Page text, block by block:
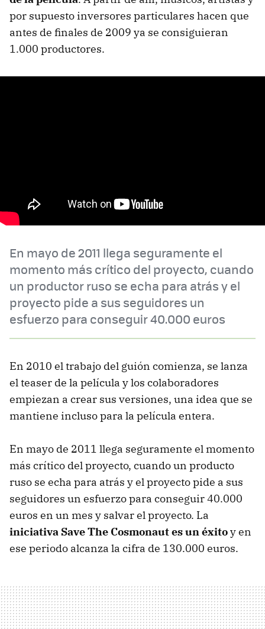
por supuesto inversores particulares hacen que
antes de finales de 2009 ya se consiguieran
1.000 productores.
En mayo de 2011 llega seguramente el
momento más crítico del proyecto, cuando
un productor ruso se echa para atrás y el
proyecto pide a sus seguidores un
esfuerzo para conseguir 40.000 euros
En 2010 el trabajo del guión comienza, se lanza
el teaser de la película y los colaboradores
empiezan a crear sus versiones, una idea que se
mantiene incluso para la película entera.
En mayo de 2011 llega seguramente el momento
más crítico del proyecto, cuando un producto
ruso se echa para atrás y el proyecto pide a sus
seguidores un esfuerzo para conseguir 40.000
euros en un mes y salvar el proyecto. La
iniciativa Save The Cosmonaut es un éxitoy en
ese periodo alcanza la cifra de 130.000 euros.